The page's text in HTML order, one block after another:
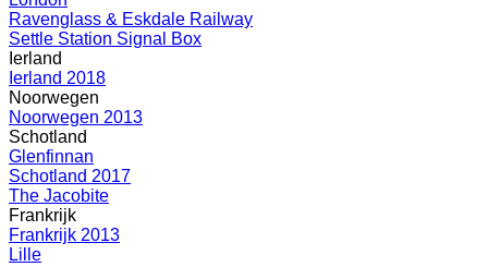
Ravenglass & Eskdale Railway
Settle Station Signal Box
Ierland
Ierland 2018
Noorwegen
Noorwegen 2013
Schotland
Glenfinnan
Schotland 2017
The Jacobite
Frankrijk
Frankrijk 2013
Lille